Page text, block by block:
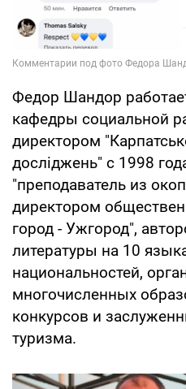
Федор Шандор
кафедры социальной
директором
досліджень" с 1998
"преподаватель из
директором
город - Ужгород",
литературы на 10
национальностей,
многочисленных
конкурсов и
туризма.